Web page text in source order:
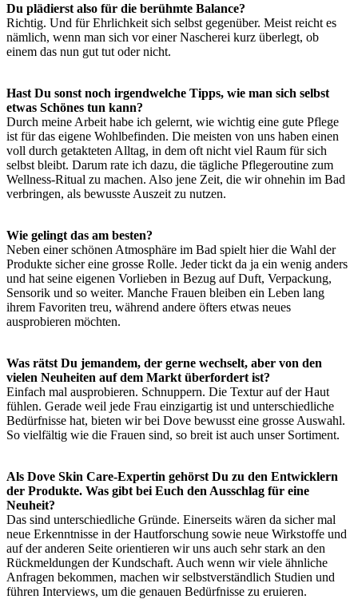
Du plädierst also für die berühmte Balance?
Richtig. Und für Ehrlichkeit sich selbst gegenüber. Meist reicht es
nämlich, wenn man sich vor einer Nascherei kurz überlegt, ob
einem das nun gut tut oder nicht.
Hast Du sonst noch irgendwelche Tipps, wie man sich selbst
etwas Schönes tun kann?
Durch meine Arbeit habe ich gelernt, wie wichtig eine gute Pflege
ist für das eigene Wohlbefinden. Die meisten von uns haben einen
voll durch getakteten Alltag, in dem oft nicht viel Raum für sich
selbst bleibt. Darum rate ich dazu, die tägliche Pflegeroutine zum
Wellness-Ritual zu machen. Also jene Zeit, die wir ohnehin im Bad
verbringen, als bewusste Auszeit zu nutzen.
Wie gelingt das am besten?
Neben einer schönen Atmosphäre im Bad spielt hier die Wahl der
Produkte sicher eine grosse Rolle. Jeder tickt da ja ein wenig anders
und hat seine eigenen Vorlieben in Bezug auf Duft, Verpackung,
Sensorik und so weiter. Manche Frauen bleiben ein Leben lang
ihrem Favoriten treu, während andere öfters etwas neues
ausprobieren möchten.
Was rätst Du jemandem, der gerne wechselt, aber von den
vielen Neuheiten auf dem Markt überfordert ist?
Einfach mal ausprobieren. Schnuppern. Die Textur auf der Haut
fühlen. Gerade weil jede Frau einzigartig ist und unterschiedliche
Bedürfnisse hat, bieten wir bei Dove bewusst eine grosse Auswahl.
So vielfältig wie die Frauen sind, so breit ist auch unser Sortiment.
Als Dove Skin Care-Expertin gehörst Du zu den Entwicklern
der Produkte. Was gibt bei Euch den Ausschlag für eine
Neuheit?
Das sind unterschiedliche Gründe. Einerseits wären da sicher mal
neue Erkenntnisse in der Hautforschung sowie neue Wirkstoffe und
auf der anderen Seite orientieren wir uns auch sehr stark an den
Rückmeldungen der Kundschaft. Auch wenn wir viele ähnliche
Anfragen bekommen, machen wir selbstverständlich Studien und
führen Interviews, um die genauen Bedürfnisse zu eruieren.